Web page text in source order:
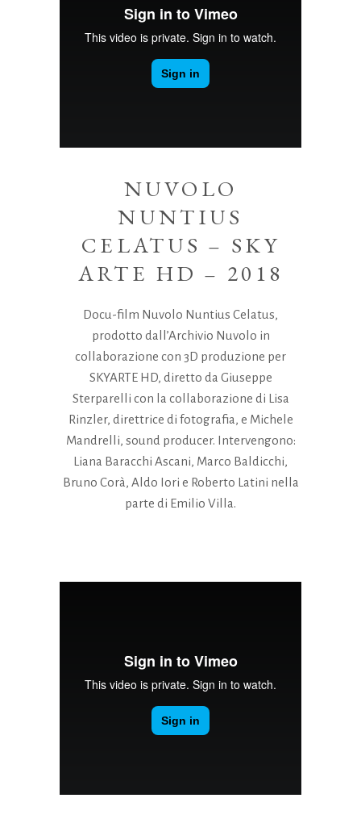
NUVOLO
NUNTIUS
CELATUS – SKY
ARTE HD – 2018
Docu-film Nuvolo Nuntius Celatus,
prodotto dall’Archivio Nuvolo in
collaborazione con 3D produzione per
SKYARTE HD, diretto da Giuseppe
Sterparelli con la collaborazione di Lisa
Rinzler, direttrice di fotografia, e Michele
Mandrelli, sound producer. Intervengono:
Liana Baracchi Ascani, Marco Baldicchi,
Bruno Corà, Aldo Iori e Roberto Latini nella
parte di Emilio Villa.